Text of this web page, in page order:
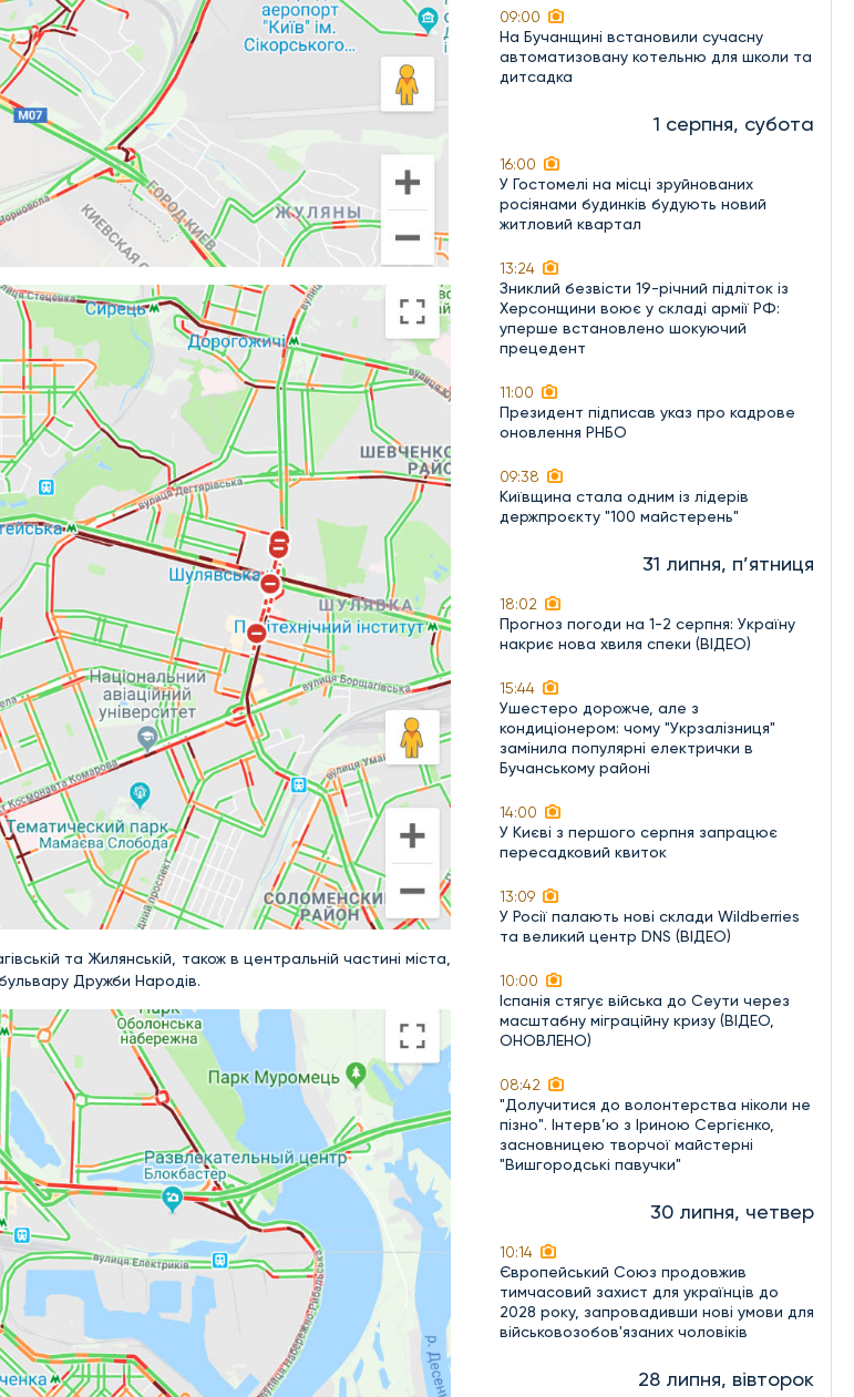
та Жилянській, також в центральній частині міста,
Дружби Народів.
09:00
На Бучанщині встановили сучасну
автоматизовану котельню для школи та
дитсадка
1 серпня, субота
16:00
У Гостомелі на місці зруйнованих
росіянами будинків будують новий
житловий квартал
13:24
Зниклий безвісти 19-річний підліток із
Херсонщини воює у складі армії РФ:
уперше встановлено шокуючий
прецедент
11:00
Президент підписав указ про кадрове
оновлення РНБО
09:38
Київщина стала одним із лідерів
держпроєкту "100 майстерень"
31 липня, п’ятниця
18:02
Прогноз погоди на 1-2 серпня: Україну
накриє нова хвиля спеки (ВІДЕО)
15:44
Ушестеро дорожче, але з
кондиціонером: чому "Укрзалізниця"
замінила популярні електрички в
Бучанському районі
14:00
У Києві з першого серпня запрацює
пересадковий квиток
13:09
У Росії палають нові склади Wildberries
та великий центр DNS (ВІДЕО)
10:00
Іспанія стягує війська до Сеути через
масштабну міграційну кризу (ВІДЕО,
ОНОВЛЕНО)
08:42
"Долучитися до волонтерства ніколи не
пізно". Інтерв’ю з Іриною Сергієнко,
засновницею творчої майстерні
"Вишгородські павучки"
30 липня, четвер
10:14
Європейський Союз продовжив
тимчасовий захист для українців до
2028 року, запровадивши нові умови для
військовозобов'язаних чоловіків
28 липня, вівторок